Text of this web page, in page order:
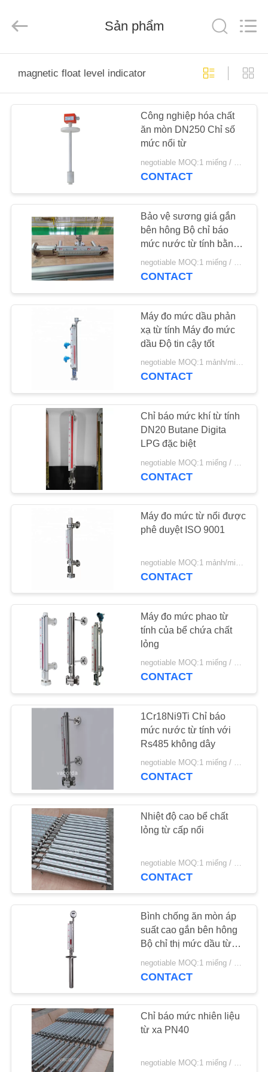
CHỦ
VỀ
CHÚNG
THAM
QUAN
SOÁT
CHẤT
LƯỢNG
HỆ
CHÚNG
BÁO
TRANG
PRIVACY
POLICY
Manufacturing
Sản phẩm
magnetic float level indicator
Công nghiệp hóa chất
ăn mòn DN250 Chỉ số
mức nổi từ
negotiable MOQ:1 miếng / miếng
CONTACT
Bảo vệ sương giá gắn
bên hông Bộ chỉ báo
mức nước từ tính bằng
thép không gỉ
negotiable MOQ:1 miếng / miếng
CONTACT
Máy đo mức dầu phản
xạ từ tính Máy đo mức
dầu Độ tin cậy tốt
negotiable MOQ:1 mảnh/miếng
CONTACT
Chỉ báo mức khí từ tính
DN20 Butane Digita
LPG đặc biệt
CONTACT
Máy đo mức từ nổi được
phê duyệt ISO 9001
negotiable MOQ:1 mảnh/miếng
CONTACT
Máy đo mức phao từ
tính của bể chứa chất
lỏng
negotiable MOQ:1 miếng / miếng
CONTACT
1Cr18Ni9Ti Chỉ báo
mức nước từ tính với
Rs485 không dây
negotiable MOQ:1 miếng / miếng
CONTACT
Nhiệt độ cao bể chất
lỏng từ cấp nổi
CONTACT
Bình chống ăn mòn áp
suất cao gắn bên hông
Bộ chỉ thị mức dầu từ
tính PN320
negotiable MOQ:1 miếng / miếng
CONTACT
Chỉ báo mức nhiên liệu
từ xa PN40
negotiable MOQ:1 miếng / miếng